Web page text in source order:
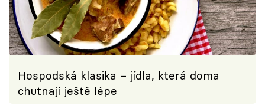
Hospodská klasika – jídla, která doma
chutnají ještě lépe